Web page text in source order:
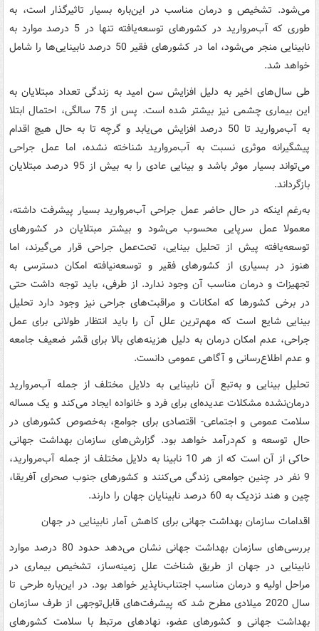
می‌شود. تشخیص و درمان مناسب در این‌باره بسیار تاثیرگذار است، به
طوری که آب‌مروارید در کشورهای توسعه‌یافته تنها در 5 درصد موارد به
نابینایی منجر می‌شود، اما در کشورهای فقیر 50 درصد نابینایی‌ها را شامل
خواهد شد.
طی سال‌های اخیر به دلیل افزایش سن امید به زندگی تعداد مبتلایان به
این بیماری چشمی نیز بیشتر شده است. پس از 75 سالگی، احتمال ابتلا
به آب‌مروارید تا 50 درصد افزایش می‌یابد و گرچه تا به حال هیچ اقدام
پیشگیرانه موثری نسبت به آب‌مروارید شناخته نشده، اما عمل جراحی
می‌تواند بسیار موثر باشد و بینایی عادی را به بیش از 95 درصد مبتلایان
بازگرداند.
به‌رغم اینکه در حال حاضر عمل جراحی آب‌مروارید بسیار پیشرفت داشته،
معمولا عمل سرپایی محسوب می‌شود و بیشتر مبتلایان در کشورهای
توسعه‌یافته پیش از تحلیل بینایی، تحت‌عمل جراحی قرار می‌گیرند، اما
هنوز در بسیاری از کشورهای فقیر و توسعه‌نیافته امکان دسترسی به
تجهیزات و درمان مناسب آن وجود ندارد. از طرفی، باید توجه داشت حتی
در برخی کشورها که امکانات و مراقبت‌های جراحی نیز وجود دارد تحلیل
بینایی شایع است که مهم‌ترین علل آن را باید انتظار طولانی برای عمل
جراحی، عدم امکان درمان به دلیل هزینه‌های بالا برای قشر ضعیف جامعه
و عدم اطلاع‌رسانی و آگاهی عمومی دانست.
تحلیل بینایی و به‌تبع آن نابینایی به دلایل مختلف از جمله آب‌مروارید
درمان‌نشده مشکلات عدیده‌ای برای فرد و خانواده ایجاد می‌کند و یک مساله
سلامت عمومی و اجتماعی- اقتصادی برای جوامع، به‌خصوص کشورهای در
حال توسعه و کم‌درآمد خواهد بود. گزارش‌های سازمان بهداشت جهانی
حاکی از آن است که از هر 10 نابینا به دلایل مختلف از جمله آب‌مروارید،
9 نفر در چنین جوامعی زندگی می‌کنند و کشورهای جنوب صحرای آفریقا،
چین و هند نزدیک به 60 درصد نابینایان جهان را دارند.
اقدامات سازمان بهداشت جهانی برای کاهش آمار نابینایی در جهان
بررسی‌های سازمان بهداشت جهانی نشان می‌دهد حدود 80 درصد موارد
نابینایی در جهان از طریق شناخت علل زمینه‌ساز، تشخیص بیماری در
مراحل اولیه و درمان مناسب اجتناب‌ناپذیر خواهد بود. در این‌باره طرحی تا
سال 2020 میلادی مطرح شد که پیشرفت‌های قابل‌توجهی از طرف سازمان
بهداشت جهانی و کشورهای عضو، نهادهای مرتبط با سلامت کشورهای